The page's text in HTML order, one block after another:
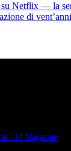
su Netflix — la
di
Cid Magazine